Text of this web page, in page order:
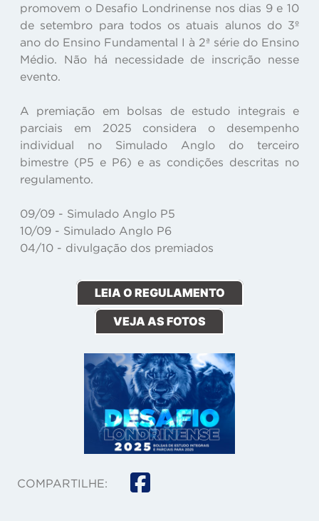
promovem o Desafio Londrinense nos dias 9 e 10
de setembro para todos os atuais alunos do 3º
ano do Ensino Fundamental I à 2ª série do Ensino
Médio. Não há necessidade de inscrição nesse
evento.
A premiação em bolsas de estudo integrais e
parciais em 2025 considera o desempenho
individual no Simulado Anglo do terceiro
bimestre (P5 e P6) e as condições descritas no
regulamento.
09/09 - Simulado Anglo P5
10/09 - Simulado Anglo P6
04/10 - divulgação dos premiados
LEIA O REGULAMENTO
VEJA AS FOTOS
COMPARTILHE: